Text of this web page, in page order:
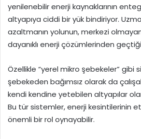
yenilenebilir enerji kaynaklarının
altyapıya ciddi bir yük bindiriyor.
azaltmanın yolunun, merkezi
dayanıklı enerji çözümlerinden
Özellikle “yerel mikro şebekeler” gibi
şebekeden bağımsız olarak da
kendi kendine yetebilen altyapılar
Bu tür sistemler, enerji kesintilerinin
önemli bir rol oynayabilir.